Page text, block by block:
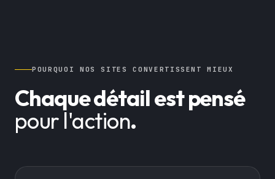
POURQUOI NOS SITES CONVERTISSENT MIEUX
Chaque détail est pensé
pour l'action.